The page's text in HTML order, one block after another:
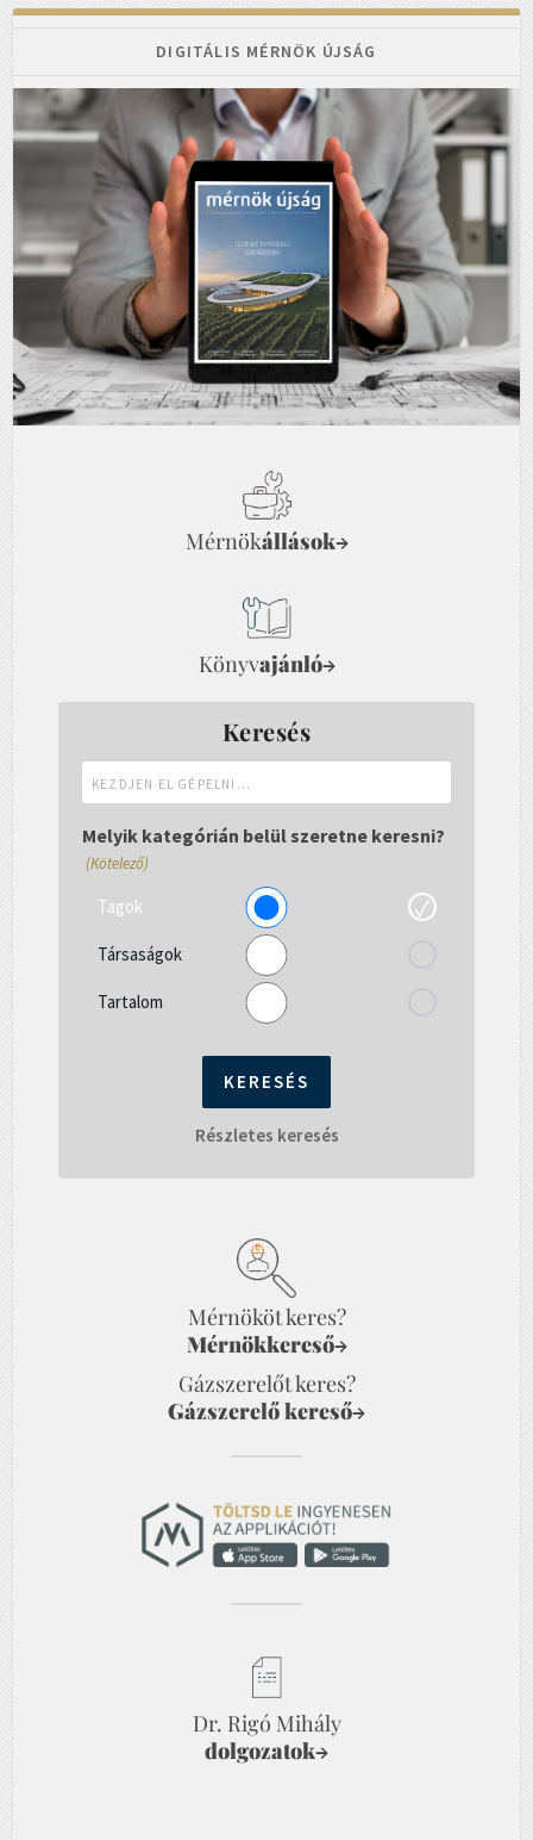
DIGITÁLIS MÉRNÖK ÚJSÁG
Mérnökállások→
Könyvajánló→
Keresés
el
gépelni...
Melyik kategórián belül szeretne keresni?
(Kötelező)
Tagok
Társaságok
Tartalom
Részletes keresés
Mérnököt keres?
Mérnökkereső→
Gázszerelőt keres?
Gázszerelő kereső→
Dr. Rigó Mihály
dolgozatok→